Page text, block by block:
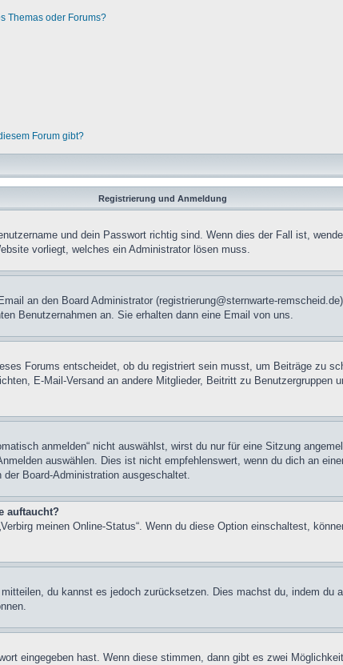
Themas oder Forums?
Forum gibt?
Registrierung und Anmeldung
und dein Passwort richtig sind. Wenn dies der Fall ist,
vorliegt, welches ein Administrator lösen muss.
an den Board Administrator (registrierung@sternwarte-
Benutzernahmen an. Sie erhalten dann eine Email von uns.
Forums entscheidet, ob du registriert sein musst, um Beiträge zu
E-Mail-Versand an andere Mitglieder, Beitritt zu Benutzergruppen
anmelden“ nicht auswählst, wirst du nur für eine Sitzung
auswählen. Dies ist nicht empfehlenswert, wenn du dich an
Board-Administration ausgeschaltet.
auftaucht?
meinen Online-Status“. Wenn du diese Option einschaltest,
du kannst es jedoch zurücksetzen. Dies machst du, indem du
eingegeben hast. Wenn diese stimmen, dann gibt es zwei